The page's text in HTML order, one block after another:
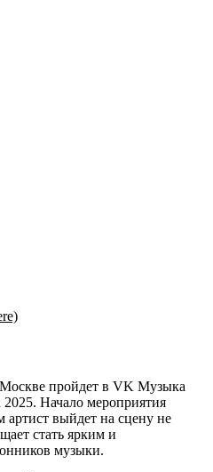
пройдет в VK Музыка
2025. Начало мероприятия
артист выйдет на сцену не
стать ярким и
музыки.